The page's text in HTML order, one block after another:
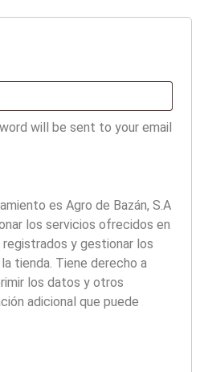
will be sent to your email
es Agro de Bazán, S.A
los servicios ofrecidos en
registrados y gestionar los
tienda. Tiene derecho a
los datos y otros
adicional que puede